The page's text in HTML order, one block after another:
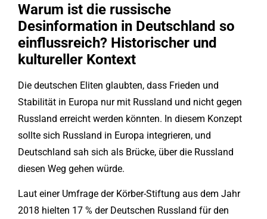
Warum ist die russische
Desinformation in Deutschland so
einflussreich? Historischer und
kultureller Kontext
Die deutschen Eliten glaubten, dass Frieden und
Stabilität in Europa nur mit Russland und nicht gegen
Russland erreicht werden könnten. In diesem Konzept
sollte sich Russland in Europa integrieren, und
Deutschland sah sich als Brücke, über die Russland
diesen Weg gehen würde.
Laut einer Umfrage der Körber-Stiftung aus dem Jahr
2018 hielten 17 % der Deutschen Russland für den